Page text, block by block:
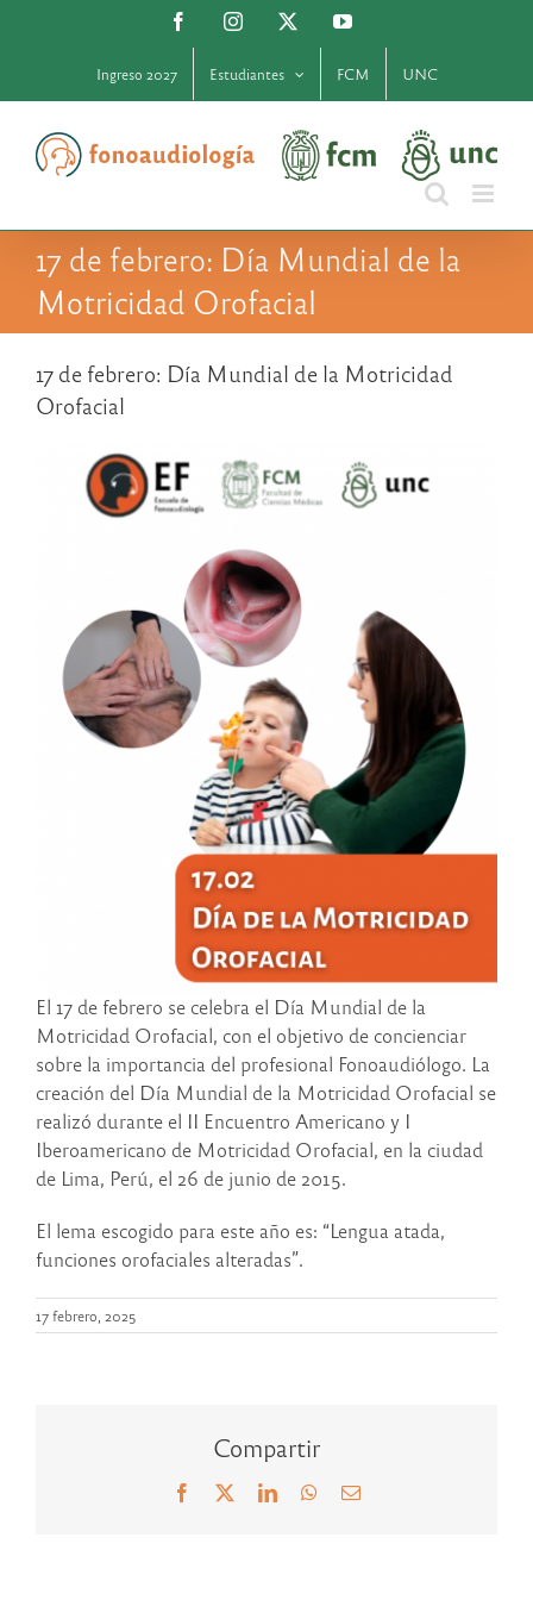
FacebookInstagram YouTube
Ingreso 2027 Estudiantes FCM UNC
17 de febrero: Día Mundial de la
Motricidad Orofacial
17 de febrero: Día Mundial de la Motricidad
Orofacial
El 17 de febrero se celebra el Día Mundial de la
Motricidad Orofacial, con el objetivo de concienciar
sobre la importancia del profesional Fonoaudiólogo. La
creación del Día Mundial de la Motricidad Orofacial se
realizó durante el II Encuentro Americano y I
Iberoamericano de Motricidad Orofacial, en la ciudad
de Lima, Perú, el 26 de junio de 2015.
El lema escogido para este año es: “Lengua atada,
funciones orofaciales alteradas”.
17 febrero, 2025
Compartir
Facebook LinkedInWhatsApp
Correo